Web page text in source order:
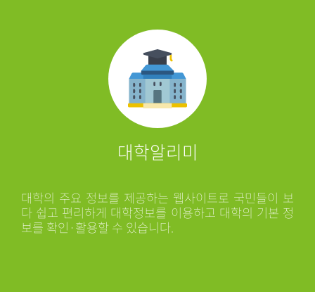
대학알리미
대학의 주요 정보를 제공하는 웹사이트로 국민들이 보
다 쉽고 편리하게 대학정보를 이용하고 대학의 기본 정
보를 확인·활용할 수 있습니다.